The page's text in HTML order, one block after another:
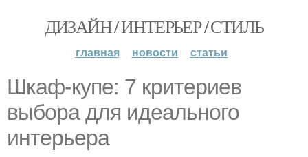
ДИЗАЙН / ИНТЕРЬЕР / СТИЛЬ
главная новости статьи
Шкаф-купе: 7 критериев
выбора для идеального
интерьера